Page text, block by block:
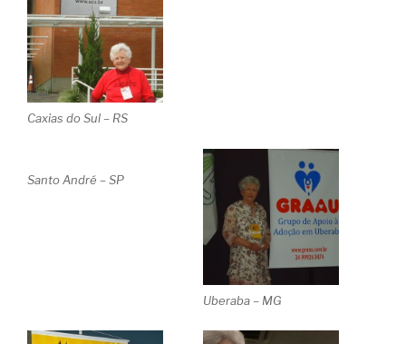
Caxias do Sul – RS
Santo André – SP
Uberaba – MG